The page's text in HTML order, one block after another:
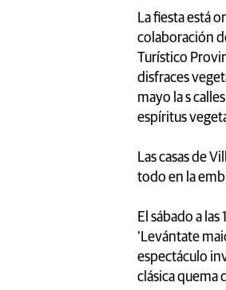
La fiesta está
colaboración
Turístico
disfraces
mayo la s
espíritus
Las casas de
todo en la
El sábado a
‘Levántate
espectáculo
clásica quema